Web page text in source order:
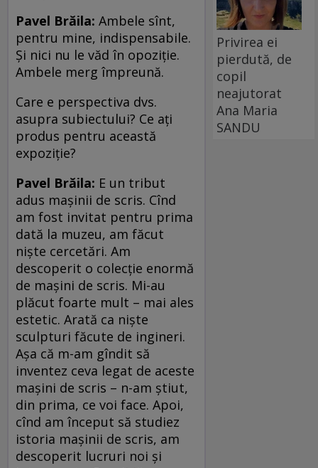
Pavel Brăila: Ambele sînt,
pentru mine, indispensabile.
Şi nici nu le văd în opoziţie.
Ambele merg împreună.
Care e perspectiva dvs.
asupra subiectului? Ce aţi
produs pentru această
expoziţie?
Pavel Brăila: E un tribut
adus maşinii de scris. Cînd
am fost invitat pentru prima
dată la muzeu, am făcut
nişte cercetări. Am
descoperit o colecţie enormă
de maşini de scris. Mi-au
plăcut foarte mult – mai ales
estetic. Arată ca nişte
sculpturi făcute de ingineri.
Aşa că m-am gîndit să
inventez ceva legat de aceste
maşini de scris – n-am ştiut,
din prima, ce voi face. Apoi,
cînd am început să studiez
istoria maşinii de scris, am
descoperit lucruri noi şi
Privirea ei
pierdută, de
copil
neajutorat
Ana Maria
SANDU